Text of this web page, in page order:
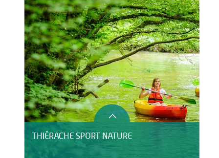
THIÉRACHE SPORT NATURE